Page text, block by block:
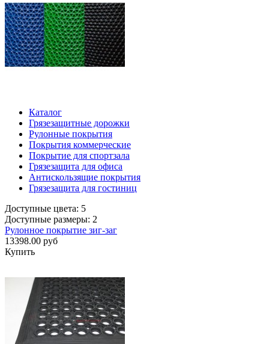
Каталог
Грязезащитные дорожки
Рулонные покрытия
Покрытия коммерческие
Покрытие для спортзала
Грязезащита для офиса
Антискользящие покрытия
Грязезащита для гостиниц
Доступные цвета: 5
Доступные размеры: 2
Рулонное покрытие зиг-заг
13398.00 руб
Купить